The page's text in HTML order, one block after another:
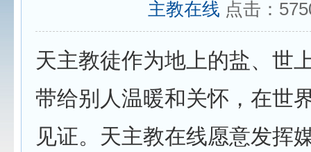
主教在线 点击：
天主教徒作为地上的盐、世
带给别人温暖和关怀，在世
见证。天主教在线愿意发挥